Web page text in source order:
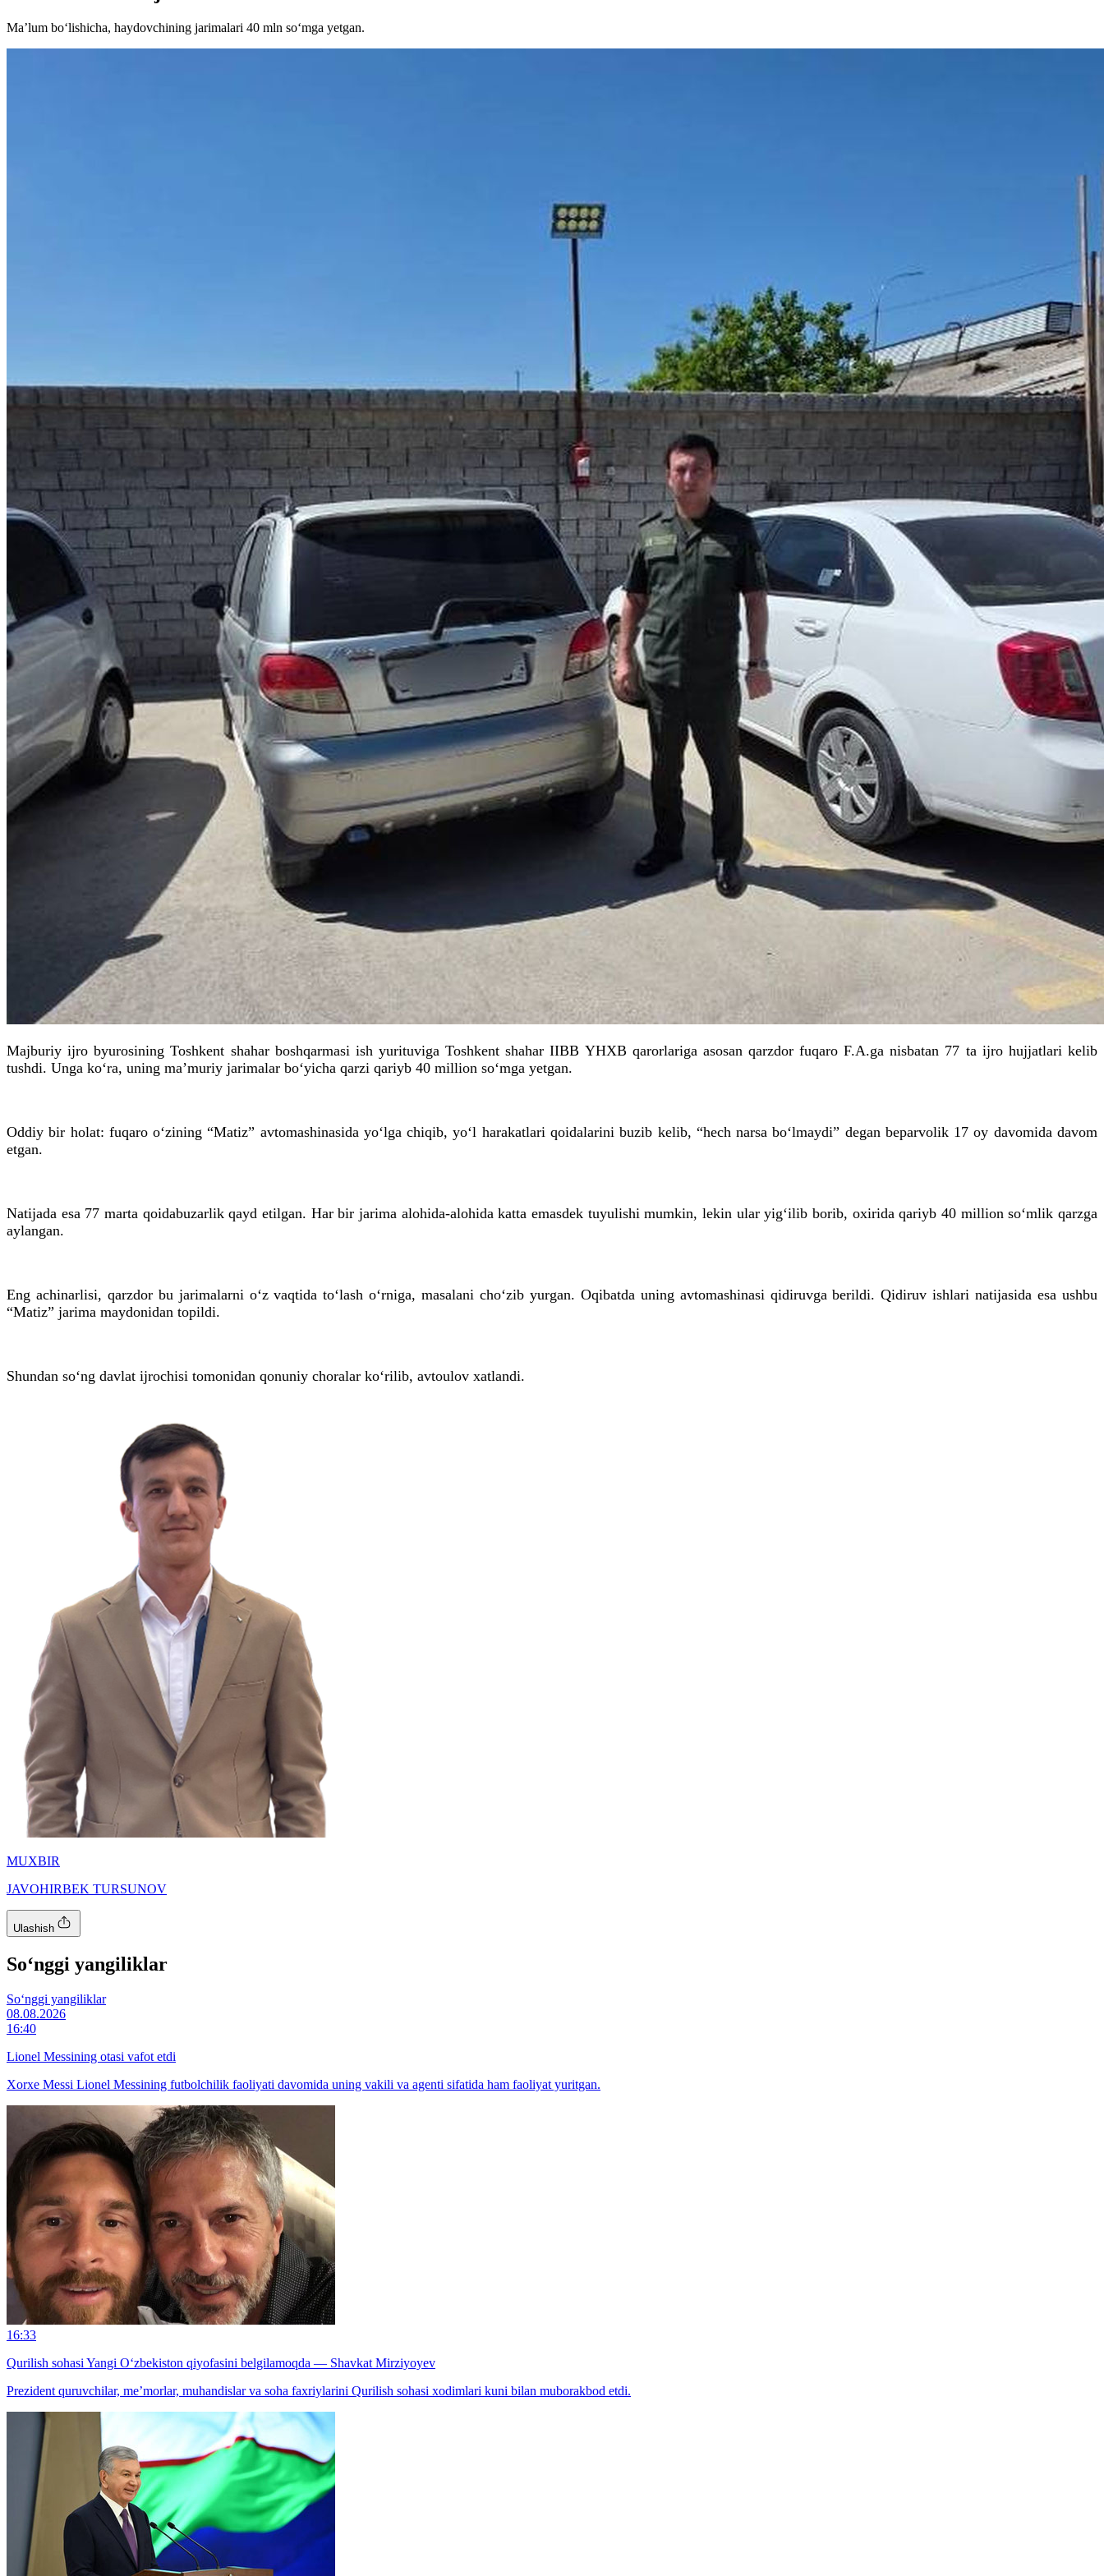
Maʼlum bo‘lishicha, haydovchining jarimalari 40 mln so‘mga yetgan.
Majburiy ijro byurosining Toshkent shahar boshqarmasi ish yurituviga Toshkent shahar IIBB YHXBqarorlariga asosan qarzdor fuqaroF.A.ga nisbatan 77 ta ijro hujjatlari kelib
tushdi. Unga ko‘ra, uning maʼmuriy jarimalar bo‘yicha qarzi qariyb 40 million so‘mga yetgan.
Oddiy bir holat: fuqaro o‘zining “Matiz” avtomashinasida yo‘lga chiqib, yo‘l harakatlari qoidalarini buzib kelib, “hech narsa bo‘lmaydi” degan beparvolik 17 oy davomida davom
etgan.
Natijada esa 77 marta qoidabuzarlik qayd etilgan. Har bir jarima alohida-alohida katta emasdek tuyulishi mumkin, lekin ular yig‘ilib borib, oxirida qariyb 40 million so‘mlik qarzga
aylangan.
Eng achinarlisi, qarzdor bu jarimalarni o‘z vaqtida to‘lash o‘rniga, masalani cho‘zib yurgan. Oqibatda uning avtomashinasi qidiruvga berildi. Qidiruv ishlari natijasida esa ushbu
“Matiz” jarima maydonidan topildi.
Shundan so‘ng davlat ijrochisi tomonidan qonuniy choralar ko‘rilib, avtoulov xatlandi.
MUXBIR
JAVOHIRBEK TURSUNOV
Ulashish
So‘nggi yangiliklar
So‘nggi yangiliklar
08.08.2026
16:40
Lionel Messining otasi vafot etdi
Xorxe Messi Lionel Messining futbolchilik faoliyati davomida uning vakili va agenti sifatida ham faoliyat yuritgan.
16:33
Qurilish sohasi Yangi O‘zbekiston qiyofasini belgilamoqda — Shavkat Mirziyoyev
Prezident quruvchilar, me’morlar, muhandislar va soha faxriylarini Qurilish sohasi xodimlari kuni bilan muborakbod etdi.